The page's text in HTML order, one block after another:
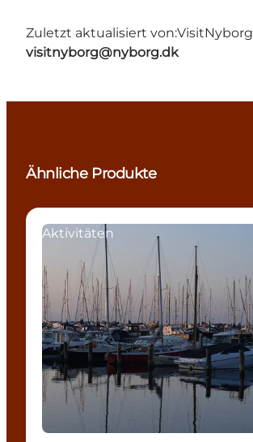
Zuletzt aktualisiert von:VisitNyborg
visitnyborg@nyborg.dk
Ähnliche Produkte
Aktivitäten